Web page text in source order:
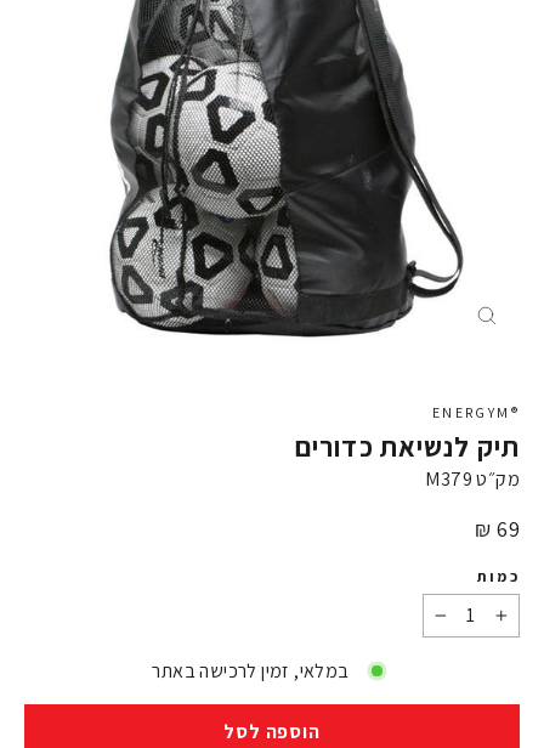
®ENERGYM
תיק לנשיאת כדורים
מק״טM379
מחיר
69 ₪
כמות
−
+
במלאי, זמין לרכישה באתר
הוספה לסל